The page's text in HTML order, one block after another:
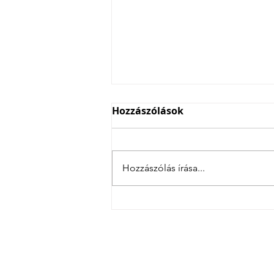
4 csatás Szlovéniában
Hozzászólások
Hozzászólás írása...